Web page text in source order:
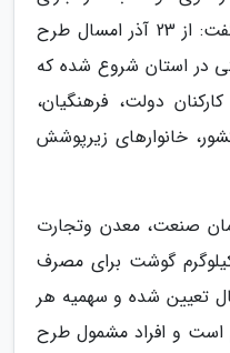
شدن طرح سهمیه بندی بنزین گفت: از 23 آذر امسال طرح
در استان شروع شده که
دولت، فرهنگیان،
خانوارهای زیرپوشش
صنعت، معدن وتجارت
گوشت برای مصرف
طرح 400 هزار ریال تعیین شده و سهمیه هر
است و افراد مشمول طرح